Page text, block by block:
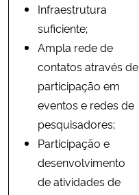
Infraestrutura
suficiente;
Ampla rede de
contatos através de
participação em
eventos e redes de
pesquisadores;
Participação e
desenvolvimento
de atividades de